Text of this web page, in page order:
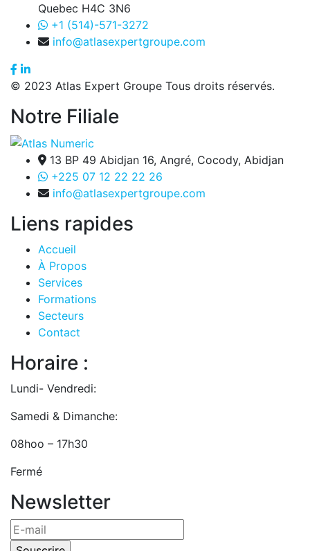
Quebec H4C 3N6
+1 (514)-571-3272
info@atlasexpertgroupe.com
© 2023 Atlas Expert Groupe Tous droits réservés.
Notre Filiale
13 BP 49 Abidjan 16, Angré, Cocody, Abidjan
+225 07 12 22 22 26
info@atlasexpertgroupe.com
Liens rapides
Accueil
À Propos
Services
Formations
Secteurs
Contact
Horaire :
Lundi- Vendredi:
Samedi & Dimanche:
08hoo – 17h30
Fermé
Newsletter